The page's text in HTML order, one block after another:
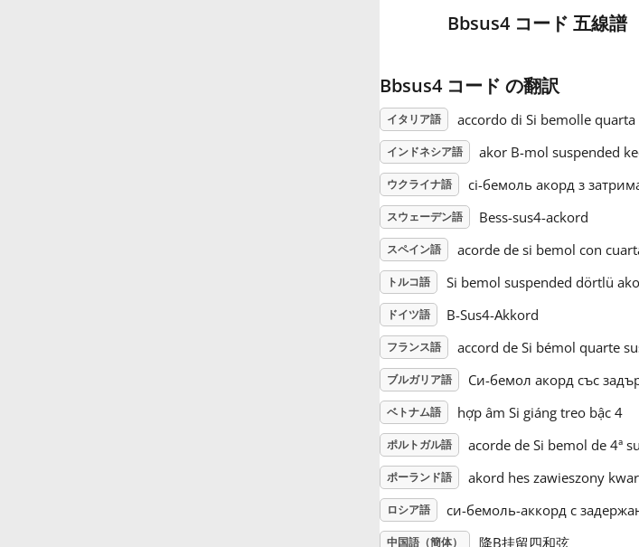
Bbsus4 コード 五線譜
Bbsus4 コード の翻訳
イタリア語 accordo di Si bemolle quarta
インドネシア語 akor B-mol suspended
ウクライナ語 сі-бемоль акорд з
スウェーデン語 Bess-sus4-ackord
スペイン語 acorde de si bemol con
トルコ語 Si bemol suspended dörtlü
ドイツ語 B-Sus4-Akkord
フランス語 accord de Si bémol quarte
ブルガリア語 Си-бемол акорд със
ベトナム語 hợp âm Si giáng treo bậc 4
ポルトガル語 acorde de Si bemol de 4ª
ポーランド語 akord hes zawieszony
ロシア語 си-бемоль-аккорд с
中国語（簡体） 降B挂留四和弦